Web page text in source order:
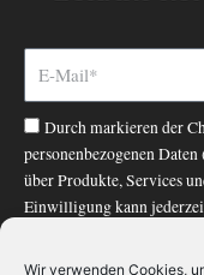
Wir verwenden Cookies,
Durch markieren der
personenbezogenen
über Produkte, Services
Einwilligung kann
Datenschutzerklärung